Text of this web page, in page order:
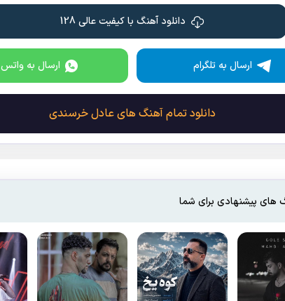
دانلود آهنگ با کیفیت عالی 128
ارسال به تلگرام ارسال به واتس آپ
دانلود تمام آهنگ های عادل خرسندی
های پیشنهادی برای شما